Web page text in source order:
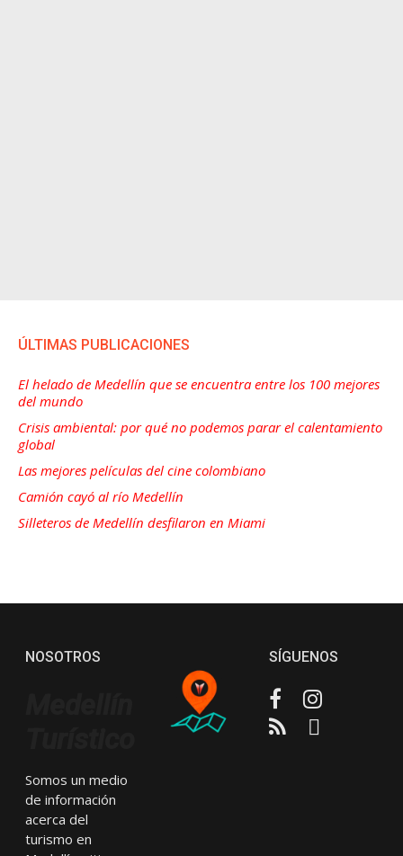
ÚLTIMAS PUBLICACIONES
El helado de Medellín que se encuentra entre los 100 mejores
del mundo
Crisis ambiental: por qué no podemos parar el calentamiento
global
Las mejores películas del cine colombiano
Camión cayó al río Medellín
Silleteros de Medellín desfilaron en Miami
NOSOTROS
Somos un medio
de información
acerca del
turismo en
SÍGUENOS
FacebookInstagram